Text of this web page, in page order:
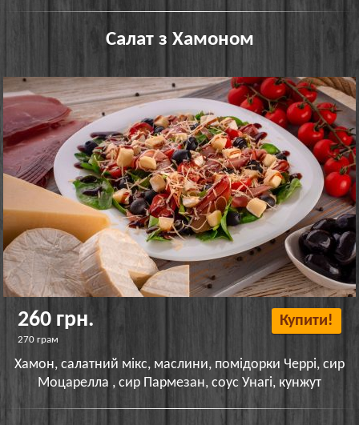
Салат з Хамоном
260 грн.
270 грам
Купити!
Хамон, салатний мікс, маслини, помідорки Черрі, сир
Моцарелла , сир Пармезан, соус Унагі, кунжут